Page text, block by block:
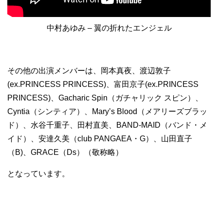
中村あゆみ – 翼の折れたエンジェル
その他の出演メンバーは、岡本真夜、渡辺敦子
(ex.PRINCESS PRINCESS)、富田京子(ex.PRINCESS
PRINCESS)、Gacharic Spin（ガチャリック スピン）、
Cyntia（シンティア）、Mary’s Blood（メアリーズブラッ
ド）、水谷千重子、田村直美、BAND-MAID（バンド・メ
イド）、安達久美（club PANGAEA・G）、山田直子
（B)、GRACE（Ds）（敬称略）
となっています。